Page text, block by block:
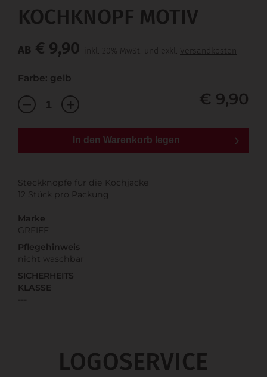
KOCHKNOPF MOTIV
AB € 9,90 inkl. 20% MwSt. und exkl. Versandkosten
Farbe: gelb
€ 9,90
In den Warenkorb legen
Steckknöpfe für die Kochjacke
12 Stück pro Packung
Marke
GREIFF
Pflegehinweis
nicht waschbar
SICHERHEITS
KLASSE
LOGOSERVICE